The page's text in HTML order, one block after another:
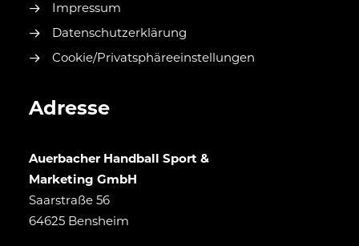
Impressum
Datenschutzerklärung
Cookie/Privatsphäreeinstellungen
Adresse
Auerbacher Handball Sport &
Marketing GmbH
Saarstraße 56
64625 Bensheim